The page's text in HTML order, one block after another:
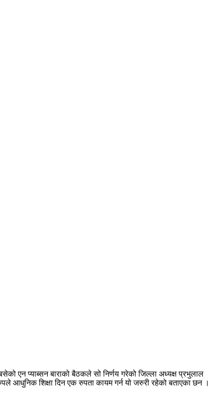
एन प्याब्सन बाराको बैठकले सो निर्णय गरेको जिल्ला अध्यक्ष प्रभुलाल
आधुनिक शिक्षा दिन एक रुपता कायम गर्न यो जरुरी रहेको बताएका छन ।